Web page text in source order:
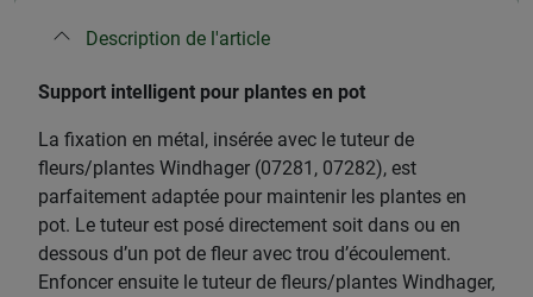
Description de l'article
Support intelligent pour plantes en pot
La fixation en métal, insérée avec le tuteur de
fleurs/plantes Windhager (07281, 07282), est
parfaitement adaptée pour maintenir les plantes en
pot. Le tuteur est posé directement soit dans ou en
dessous d’un pot de fleur avec trou d’écoulement.
Enfoncer ensuite le tuteur de fleurs/plantes Windhager,